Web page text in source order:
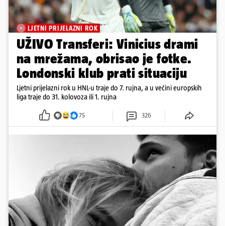
LJETNI PRIJELAZNI ROK
UŽIVO Transferi: Vinicius drami
na mrežama, obrisao je fotke.
Londonski klub prati situaciju
Ljetni prijelazni rok u HNL-u traje do 7. rujna, a u većini europskih
liga traje do 31. kolovoza ili 1. rujna
75 326